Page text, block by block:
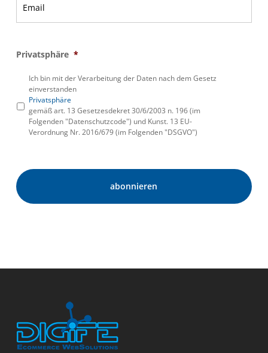
Privatsphäre *
Ich bin mit der Verarbeitung der Daten nach dem Gesetz
einverstanden
Privatsphäre
gemäß art. 13 Gesetzesdekret 30/6/2003 n. 196 (im
Folgenden "Datenschutzcode") und Kunst. 13 EU-
Verordnung Nr. 2016/679 (im Folgenden "DSGVO")